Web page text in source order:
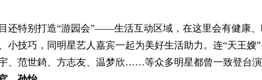
还特别打造“游园会”——生活互动区域，在这里会有健康
小技巧，同明星艺人嘉宾一起为美好生活助力。连“天王嫂”
、范世錡、方志友、温梦欣……等众多明星都曾一致登台演